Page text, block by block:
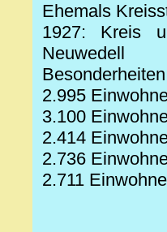
Ehemals
1927: Kreis
Neuwedell
2.995
3.100
2.414
2.736
2.711